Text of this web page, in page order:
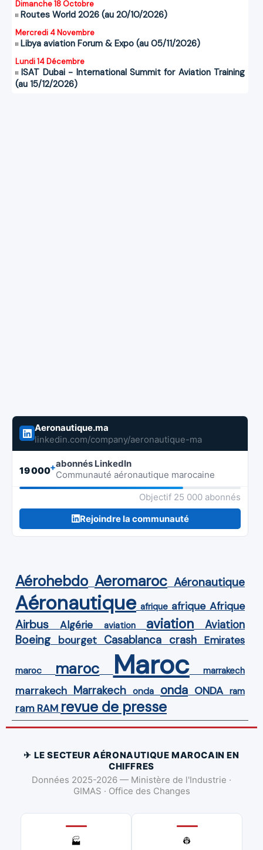
Dimanche 18 Octobre
Routes World 2026 (au 20/10/2026)
Mercredi 4 Novembre
Libya aviation Forum & Expo (au 05/11/2026)
Lundi 14 Décembre
ISAT Dubai - International Summit for Aviation Training
(au 15/12/2026)
Aeronautique.ma
linkedin.com/company/aeronautique-ma
19 000+abonnés LinkedIn
Communauté aéronautique marocaine
Objectif 25 000 abonnés
Rejoindre la communauté
Aérohebdo Aeromaroc Aéronautique
Aéronautique afrique afrique Afrique
Airbus Algérie aviation aviation Aviation
Boeing bourget Casablanca crash Emirates
maroc maroc Maroc marrakech
marrakech Marrakech onda onda ONDA ram
ram RAM revue de presse
✈ LE SECTEUR AÉRONAUTIQUE MAROCAIN EN
CHIFFRES
Données 2025-2026 — Ministère de l'Industrie ·
GIMAS · Office des Changes
🏭
👷